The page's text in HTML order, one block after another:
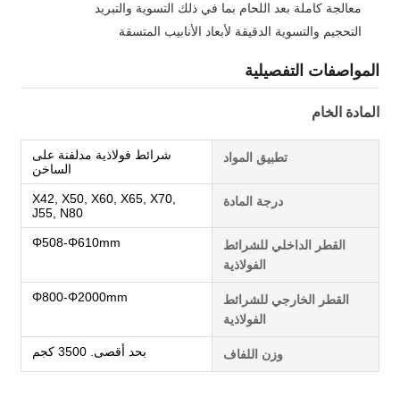
معالجة كاملة بعد اللحام بما في ذلك التسوية والتبريد
التحجيم والتسوية الدقيقة لأبعاد الأنابيب المتسقة
المواصفات التفصيلية
المادة الخام
تطبيق المواد
شرائط فولاذية مدلفنة على
الساخن
درجة المادة
X42, X50, X60, X65, X70,
J55, N80
القطر الداخلي للشرائط
الفولاذية
Φ508-Φ610mm
القطر الخارجي للشرائط
الفولاذية
Φ800-Φ2000mm
وزن اللفاف بحد أقصى. 3500 كجم